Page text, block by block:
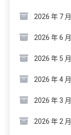
2026 年 7 月
2026 年 6 月
2026 年 5 月
2026 年 4 月
2026 年 3 月
2026 年 2 月